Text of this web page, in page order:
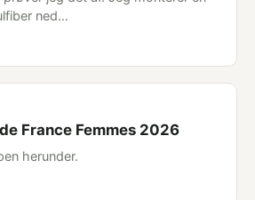
ned…
France Femmes 2026
herunder.